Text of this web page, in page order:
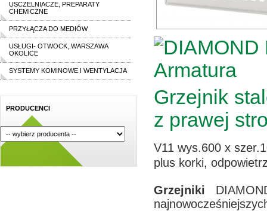
USCZELNIACZE, PREPARATY
CHEMICZNE
PRZYŁĄCZA DO MEDIÓW
USŁUGI- OTWOCK, WARSZAWA
OKOLICE
SYSTEMY KOMINOWE I WENTYLACJA
PRODUCENCI
Grzejnik
z prawej
V11 wys.600 x
plus korki,
Grzejniki